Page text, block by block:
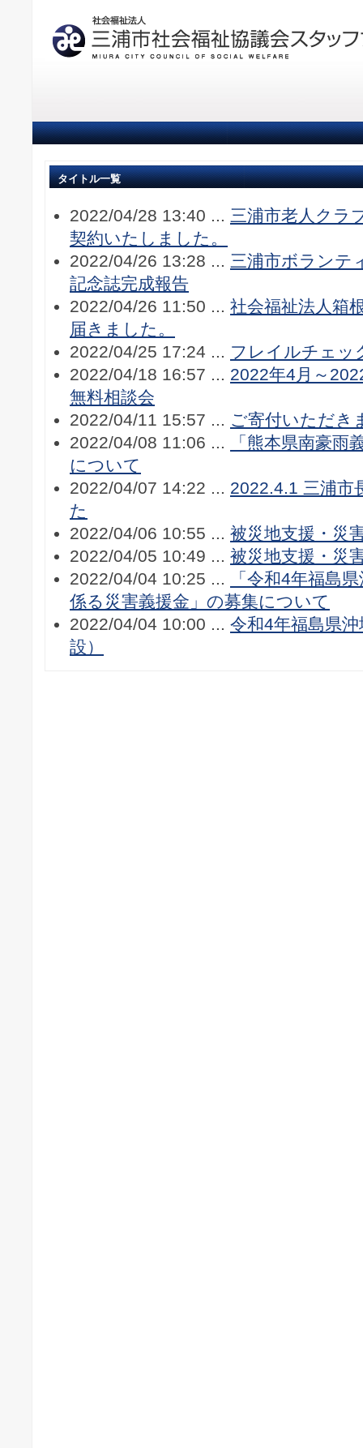
タイトル一覧
2022/04/28 13:40 ... 三浦市老人クラ
契約いたしました。
2022/04/26 13:28 ... 三浦市ボランテ
記念誌完成報告
2022/04/26 11:50 ... 社会福祉法人箱
届きました。
2022/04/25 17:24 ... フレイルチェッ
2022/04/18 16:57 ... 2022年4月～
無料相談会
2022/04/11 15:57 ... ご寄付いただき
2022/04/08 11:06 ...
「熊本県南豪雨
について
2022/04/07 14:22 ... 2022.4.1 三浦市
た
2022/04/06 10:55 ... 被災地支援・災
2022/04/05 10:49 ... 被災地支援・災
2022/04/04 10:25 ...
「令和4年福島
係る災害義援金」の募集について
2022/04/04 10:00 ... 令和4年福島県
設）